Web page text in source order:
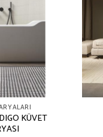
KÜVET